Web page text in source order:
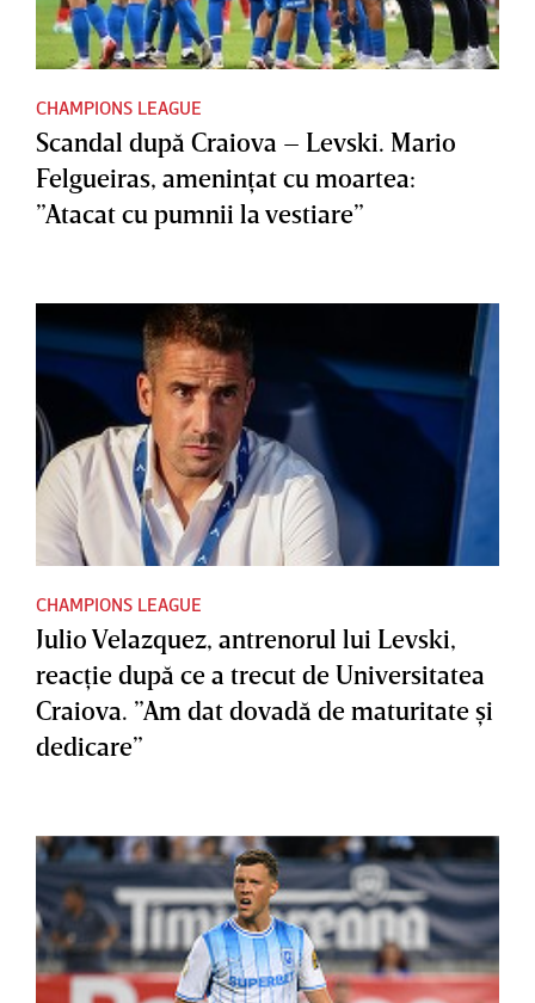
CHAMPIONS LEAGUE
Scandal după Craiova – Levski. Mario
Felgueiras, ameninţat cu moartea:
”Atacat cu pumnii la vestiare”
CHAMPIONS LEAGUE
Julio Velazquez, antrenorul lui Levski,
reacţie după ce a trecut de Universitatea
Craiova. ”Am dat dovadă de maturitate şi
dedicare”